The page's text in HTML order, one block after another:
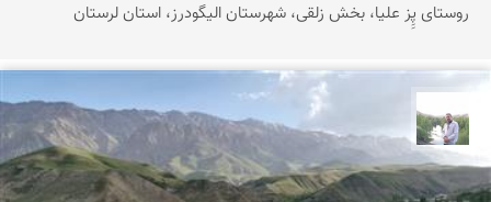
روستای پِِز علیا، بخش زلقی، شهرستان الیگودرز، استان لرستان